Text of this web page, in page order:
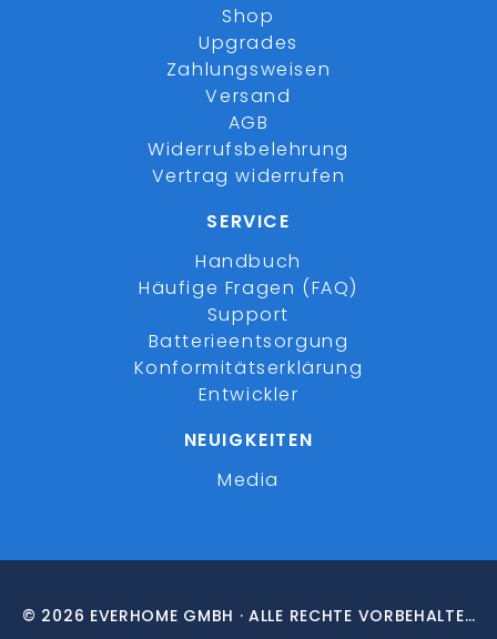
Shop
Upgrades
Zahlungsweisen
Versand
AGB
Widerrufsbelehrung
Vertrag widerrufen
SERVICE
Handbuch
Häufige Fragen (FAQ)
Support
Batterieentsorgung
Konformitätserklärung
Entwickler
NEUIGKEITEN
Media
© 2026 EVERHOME GMBH · ALLE RECHTE VORBEHALTEN